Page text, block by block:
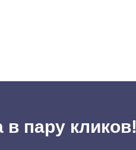
пару кликов!